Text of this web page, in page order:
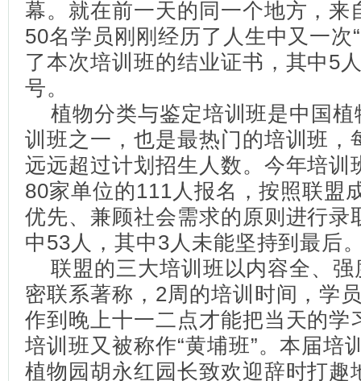
幕。就在前一天的同一个地方，来
50名学员刚刚经历了人生中又一次
了本次培训班的结业证书，其中5
号。
植物分类与鉴定培训班是中国植
训班之一，也是最热门的培训班，
远远超过计划招生人数。今年培训
80家单位的111人报名，按照联盟
优先、兼顾社会需求的原则进行录
中53人，其中3人未能坚持到最后
联盟的三大培训班以内容全、强
密联系著称，2周的培训时间，学
作到晚上十一二点才能把当天的学
培训班又被称作“黄埔班”。本届培
植物园胡永红园长致欢迎辞时打趣